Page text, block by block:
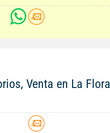
Venta en La Flora